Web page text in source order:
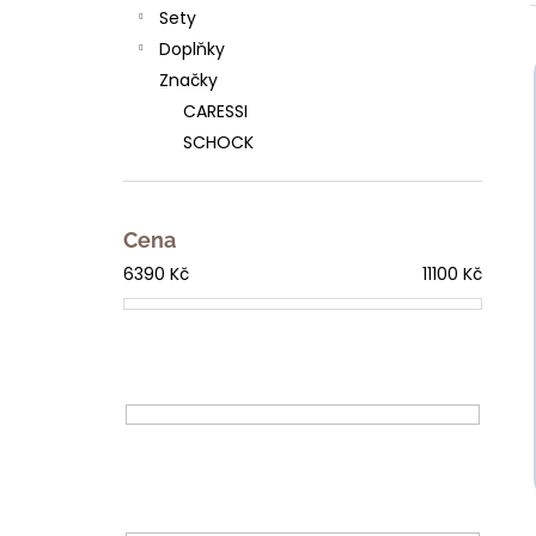
Sety
Doplňky
Značky
CARESSI
SCHOCK
Cena
6390 Kč 11100 Kč